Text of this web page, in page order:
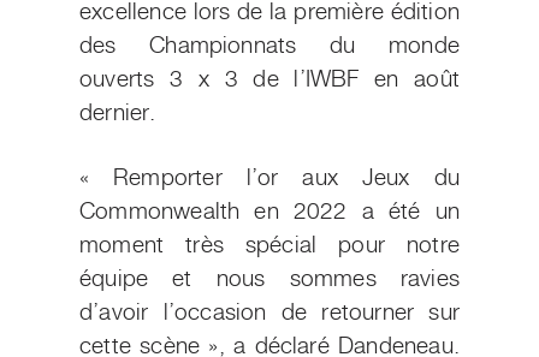
excellence lors de la première édition
des Championnats du monde
ouverts 3 x 3 de l’IWBF en août
dernier.
« Remporter l’or aux Jeux du
Commonwealth en 2022 a été un
moment très spécial pour notre
équipe et nous sommes ravies
d’avoir l’occasion de retourner sur
cette scène », a déclaré Dandeneau.